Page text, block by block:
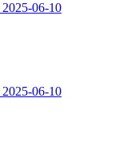
2025-06-10
2025-06-10